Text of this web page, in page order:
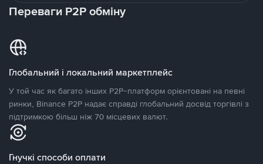
Переваги P2P обміну
Глобальний і локальний маркетплейс
У той час як багато інших P2P-платформ орієнтовані на певні
ринки, Binance P2P надає справді глобальний досвід торгівлі з
підтримкою більш ніж 70 місцевих валют.
Гнучкі способи оплати